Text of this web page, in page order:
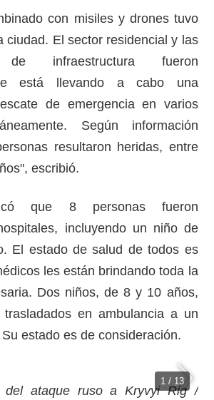
con misiles y drones tuvo
ciudad. El sector residencial y las
de infraestructura fueron
está llevando a cabo una
de emergencia en varios
Según información
resultaron heridas, entre
escribió.
que 8 personas fueron
incluyendo un niño de
El estado de salud de todos es
les están brindando toda la
Dos niños, de 8 y 10 años,
trasladados en ambulancia a un
estado es de consideración.
1 / 13
del ataque ruso a Kryvyi Rig /